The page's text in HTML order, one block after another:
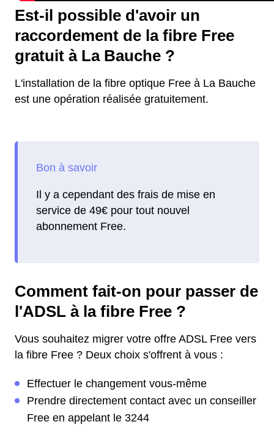
Est-il possible d'avoir un
raccordement de la fibre Free
gratuit à La Bauche ?
L'installation de la fibre optique Free à La Bauche
est une opération réalisée gratuitement.
Il y a cependant des frais de mise en
service de 49€ pour tout nouvel
abonnement Free.
Comment fait-on pour passer de
l'ADSL à la fibre Free ?
Vous souhaitez migrer votre offre ADSL Free vers
la fibre Free ? Deux choix s'offrent à vous :
Effectuer le changement vous-même
Prendre directement contact avec un conseiller
Free en appelant le 3244